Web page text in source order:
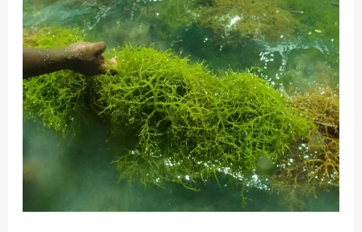
Rumput
Laut
Yang
Bisa
Dimakan